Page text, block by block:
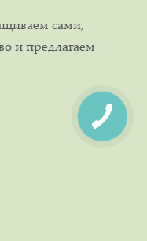
сами,
и предлагаем